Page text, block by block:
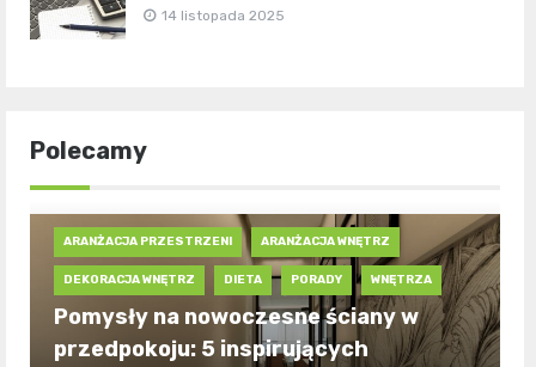
14 listopada 2025
Polecamy
ARANŻACJA PRZESTRZENI ARANŻACJA WNĘTRZ
DEKORACJA WNĘTRZ DIETA PORADY WNĘTRZA
Pomysły na nowoczesne ściany w
przedpokoju: 5 inspirujących